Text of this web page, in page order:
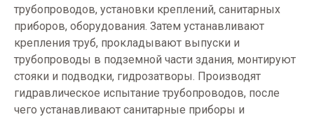
трубопроводов, установки креплений, санитарных
приборов, оборудования. Затем устанавливают
крепления труб, прокладывают выпуски и
трубопроводы в подземной части здания, монтируют
стояки и подводки, гидрозатворы. Производят
гидравлическое испытание трубопроводов, после
чего устанавливают санитарные приборы и